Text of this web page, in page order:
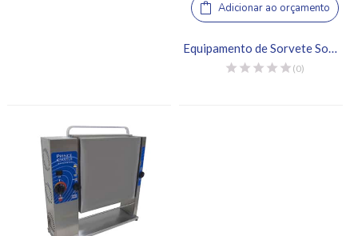
Adicionar ao orçamento
Equipamento de Sorvete Soft – Taylor Co., C712
(0)